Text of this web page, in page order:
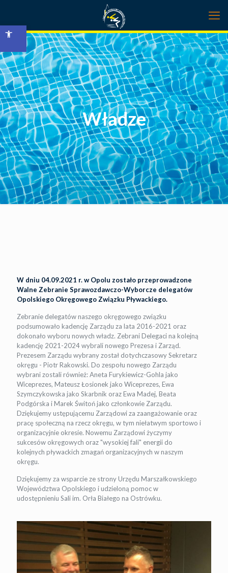
Open toolbar
Władze
W dniu 04.09.2021 r. w Opolu zostało przeprowadzone
Walne Zebranie Sprawozdawczo-Wyborcze delegatów
Opolskiego Okręgowego Związku Pływackiego.
Zebranie delegatów naszego okręgowego związku
podsumowało kadencję Zarządu za lata 2016-2021 oraz
dokonało wyboru nowych władz. Zebrani Delegaci na kolejną
kadencję 2021-2024 wybrali nowego Prezesa i Zarząd.
Prezesem Zarządu wybrany został dotychczasowy Sekretarz
okręgu - Piotr Rakowski. Do zespołu nowego Zarządu
wybrani zostali również: Aneta Furykiewicz-Gohla jako
Wiceprezes, Mateusz Łosionek jako Wiceprezes, Ewa
Szymczykowska jako Skarbnik oraz Ewa Madej, Beata
Podgórska i Marek Świtoń jako członkowie Zarządu.
Dziękujemy ustępującemu Zarządowi za zaangażowanie oraz
pracę społeczną na rzecz okręgu, w tym niełatwym sportowo i
organizacyjnie okresie. Nowemu Zarządowi życzymy
sukcesów okręgowych oraz "wysokiej fali" energii do
kolejnych pływackich zmagań organizacyjnych w naszym
okręgu.
Dziękujemy za wsparcie ze strony Urzędu Marszałkowskiego
Województwa Opolskiego i udzieloną pomoc w
udostępnieniu Sali im. Orła Białego na Ostrówku.